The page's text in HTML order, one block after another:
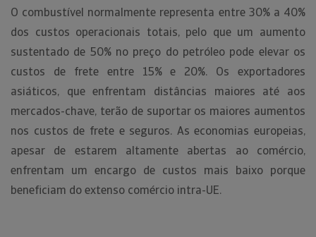
O combustível normalmente representa entre 30% a 40%
dos custos operacionais totais, pelo que um aumento
sustentado de 50% no preço do petróleo pode elevar os
custos de frete entre 15% e 20%. Os exportadores
asiáticos, que enfrentam distâncias maiores até aos
mercados-chave, terão de suportar os maiores aumentos
nos custos de frete e seguros. As economias europeias,
apesar de estarem altamente abertas ao comércio,
enfrentam um encargo de custos mais baixo porque
beneficiam do extenso comércio intra-UE.